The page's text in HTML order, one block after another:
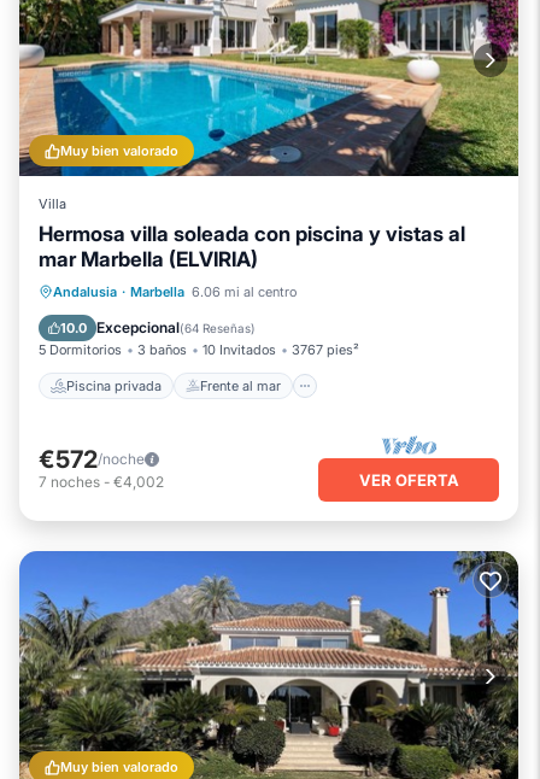
Muy bien valorado
Villa
Hermosa villa soleada con piscina y vistas al
mar Marbella (ELVIRIA)
Andalusia · Marbella 6.06 mi al centro
10.0 Excepcional(64 Reseñas)
5 Dormitorios 3 baños 10 Invitados 3767 pies²
Piscina privada Frente al mar
Piscina privada
Frente al mar
Aparcamiento
€572/noche
7 noches - €4,002 VER OFERTA
Muy bien valorado